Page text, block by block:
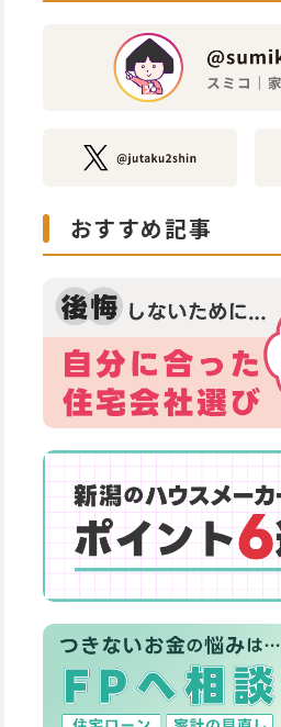
おすすめ記事